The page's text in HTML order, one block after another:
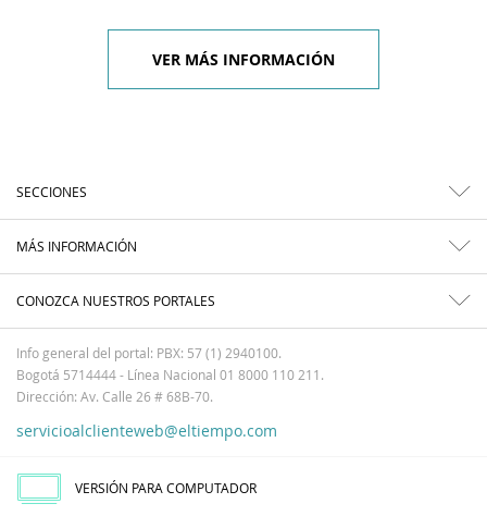
VER MÁS INFORMACIÓN
SECCIONES
MÁS INFORMACIÓN
CONOZCA NUESTROS PORTALES
Info general del portal: PBX: 57 (1) 2940100.
Bogotá 5714444 - Línea Nacional 01 8000 110 211.
Dirección: Av. Calle 26 # 68B-70.
servicioalclienteweb@eltiempo.com
VERSIÓN PARA COMPUTADOR